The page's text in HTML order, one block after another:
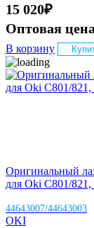
15 020₽
Оптовая
В корзину
Оригинальный
для Oki C801/
44643007/44643003
OKI